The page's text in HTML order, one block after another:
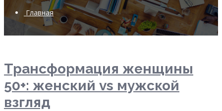
Главная
Трансформация женщины
50+: женский vs мужской
взгляд